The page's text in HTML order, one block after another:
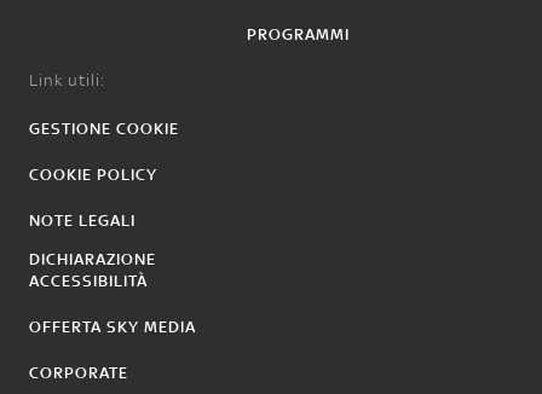
PROGRAMMI
Link utili:
GESTIONE COOKIE
COOKIE POLICY
NOTE LEGALI
DICHIARAZIONE
ACCESSIBILITÀ
OFFERTA SKY MEDIA
CORPORATE